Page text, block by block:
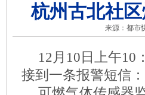
杭州古北社
来源：都市
12月10日上午10
接到一条报警短信：